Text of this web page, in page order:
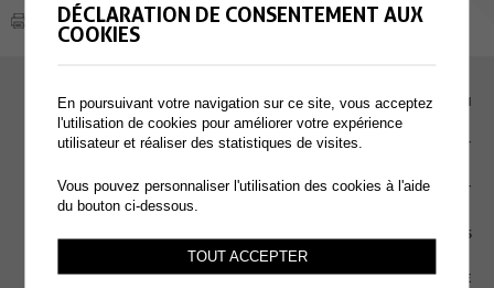
EMPLOI
CONTACT
EXTRANET
MENTIONS LÉGALES
PLAN DU SITE
DÉCLARATION DE CONSENTEMENT AUX
COOKIES
En poursuivant votre navigation sur ce site, vous acceptez
l'utilisation de cookies pour améliorer votre expérience
utilisateur et réaliser des statistiques de visites.
Vous pouvez personnaliser l'utilisation des cookies à l'aide
du bouton ci-dessous.
TOUT ACCEPTER